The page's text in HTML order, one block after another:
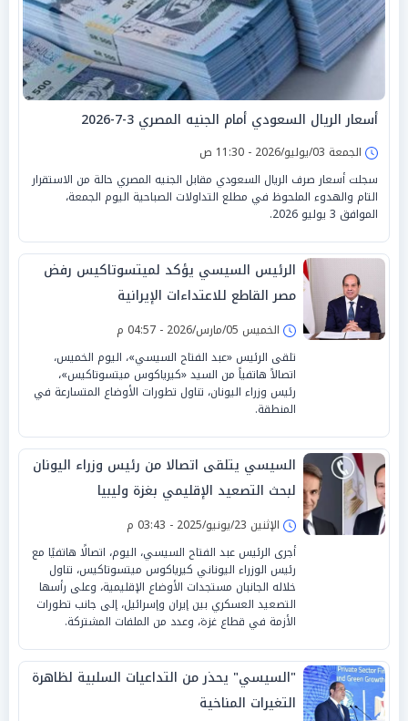
أسعار الريال السعودي أمام الجنيه المصري 3-7-2026
الجمعة 03/يوليو/2026 - 11:30 ص
سجلت أسعار صرف الريال السعودي مقابل الجنيه المصري حالة من الاستقرار
التام والهدوء الملحوظ في مطلع التداولات الصباحية اليوم الجمعة،
الموافق 3 يوليو 2026.
الرئيس السيسي يؤكد لميتسوتاكيس رفض
مصر القاطع للاعتداءات الإيرانية
الخميس 05/مارس/2026 - 04:57 م
تلقى الرئيس «عبد الفتاح السيسي»، اليوم الخميس،
اتصالاً هاتفياً من السيد «كيرياكوس ميتسوتاكيس»،
رئيس وزراء اليونان، تناول تطورات الأوضاع المتسارعة في
المنطقة.
السيسي يتلقى اتصالا من رئيس وزراء اليونان
لبحث التصعيد الإقليمي بغزة وليبيا
الإثنين 23/يونيو/2025 - 03:43 م
أجرى الرئيس عبد الفتاح السيسي، اليوم، اتصالًا هاتفيًا مع
رئيس الوزراء اليوناني كيرياكوس ميتسوتاكيس، تناول
خلاله الجانبان مستجدات الأوضاع الإقليمية، وعلى رأسها
التصعيد العسكري بين إيران وإسرائيل، إلى جانب تطورات
الأزمة في قطاع غزة، وعدد من الملفات المشتركة.
"السيسي" يحذر من التداعيات السلبية لظاهرة
التغيرات المناخية